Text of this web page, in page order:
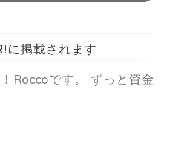
に掲載されます
Roccoです。 ずっと資金